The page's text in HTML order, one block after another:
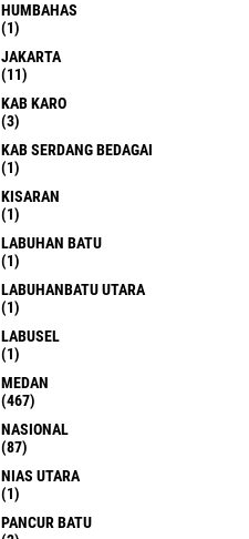
HUMBAHAS
(1)
JAKARTA
(11)
KAB KARO
(3)
KAB SERDANG BEDAGAI
(1)
KISARAN
(1)
LABUHAN BATU
(1)
LABUHANBATU UTARA
(1)
LABUSEL
(1)
MEDAN
(467)
NASIONAL
(87)
NIAS UTARA
(1)
PANCUR BATU